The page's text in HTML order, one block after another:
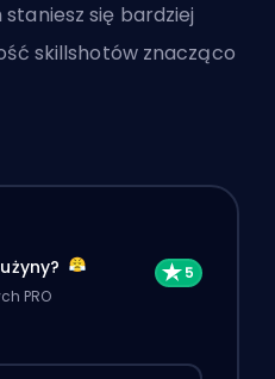
się bardziej
skillshotów znacząco
PRO